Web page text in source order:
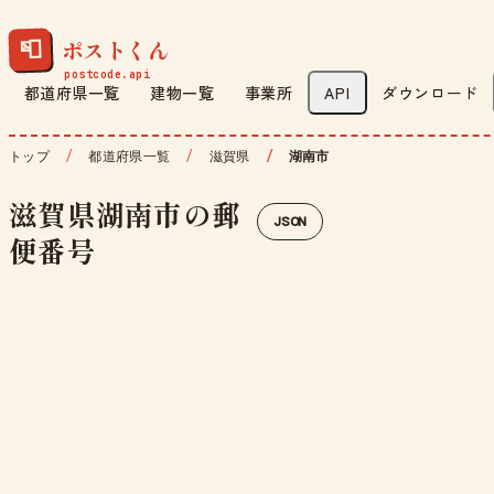
📮 ポストくん
都道府県一覧 建物一覧 事業所 API ダウンロード
トップ 都道府県一覧 滋賀県 湖南市
滋賀県湖南市の郵
便番号
JSON